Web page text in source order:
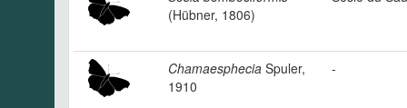
(Hübner, 1806)
Chamaesphecia Spuler,
1910
-